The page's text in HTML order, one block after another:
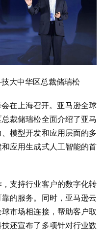
大中华区总裁储瑞松
在上海召开。亚马逊全球
裁储瑞松全面介绍了亚马
模型开发和应用层面的多
应用生成式人工智能的首
支持行业客户的数字化转
的服务。同时，亚马逊云
市场相连接，帮助客户取
还宣布了多项针对行业数